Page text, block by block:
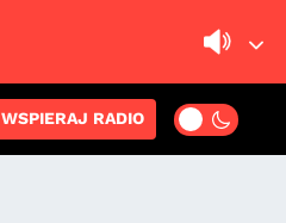
WSPIERAJ RADIO